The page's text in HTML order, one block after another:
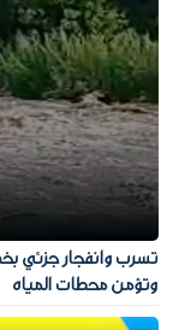
تسرب وانفجار جزئي
وتؤمن محطات المياه